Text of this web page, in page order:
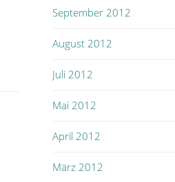
September 2012
August 2012
Juli 2012
Mai 2012
April 2012
März 2012